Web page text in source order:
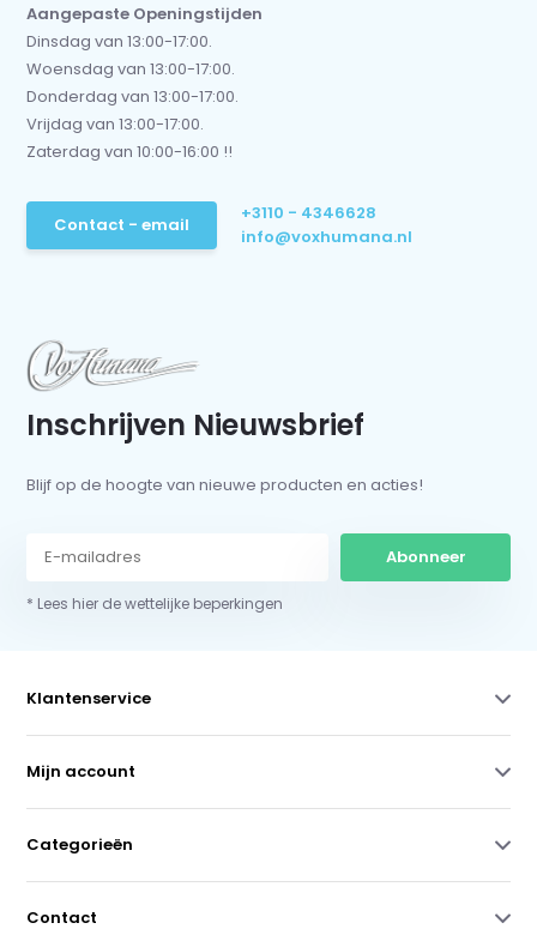
Aangepaste Openingstijden
Dinsdag van 13:00-17:00.
Woensdag van 13:00-17:00.
Donderdag van 13:00-17:00.
Vrijdag van 13:00-17:00.
Zaterdag van 10:00-16:00 !!
Contact - email
+3110 - 4346628
info@voxhumana.nl
Inschrijven Nieuwsbrief
Blijf op de hoogte van nieuwe producten en acties!
Abonneer
* Lees hier de wettelijke beperkingen
Klantenservice
Mijn account
Categorieën
Contact